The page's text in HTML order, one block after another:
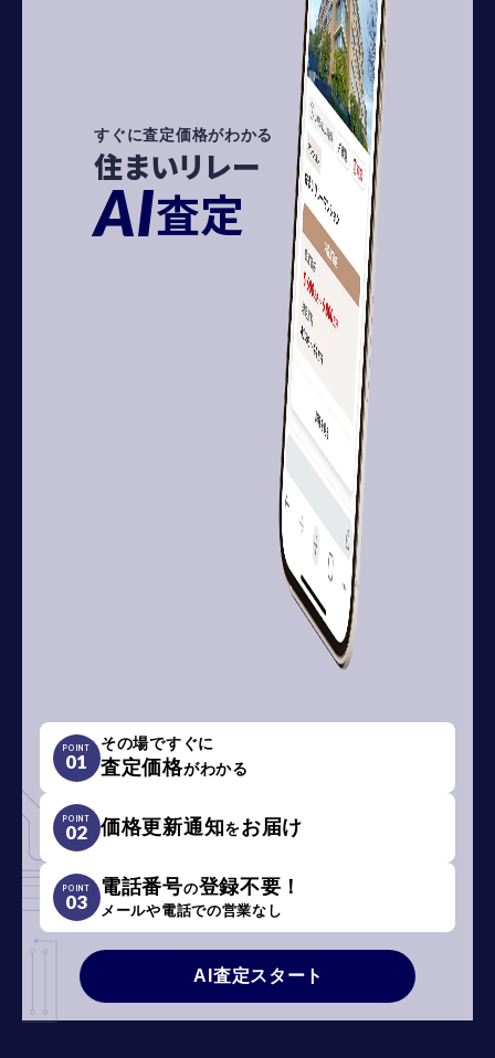
すぐに査定価格がわかる
住まいリレー
AI査定
POINT
01
その場ですぐに
査定価格がわかる
POINT
02 価格更新通知をお届け
POINT
03
電話番号の登録不要！
メールや電話での営業なし
AI査定スタート